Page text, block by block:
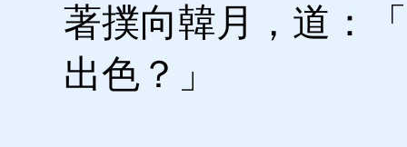
著撲向韓月，道：
出色？」